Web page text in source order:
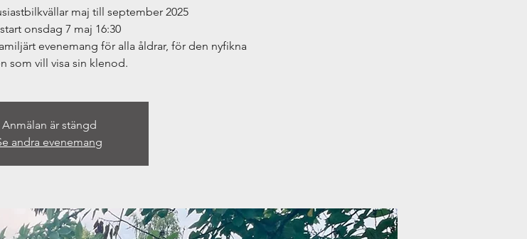
maj till september 2025
onsdag 7 maj 16:30
evenemang för alla åldrar, för den nyfikna
som vill visa sin klenod.
Anmälan är stängd
andra evenemang